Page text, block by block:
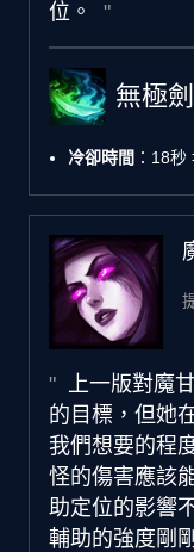
位。
無極
冷卻時間 ：18
上一版對魔
的目標，但她
我們想要的程
怪的傷害應該
助定位的影響
輔助的強度剛